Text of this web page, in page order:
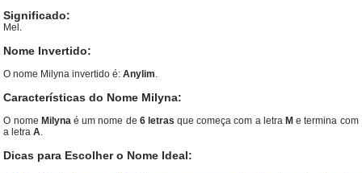
Significado:
Mel.
Nome Invertido:
O nome Milyna invertido é:Anylim.
Características do Nome Milyna:
O nome Milynaé um nome de 6 letras que começa com a letra M e termina com
a letraA.
Dicas para Escolher o Nome Ideal: